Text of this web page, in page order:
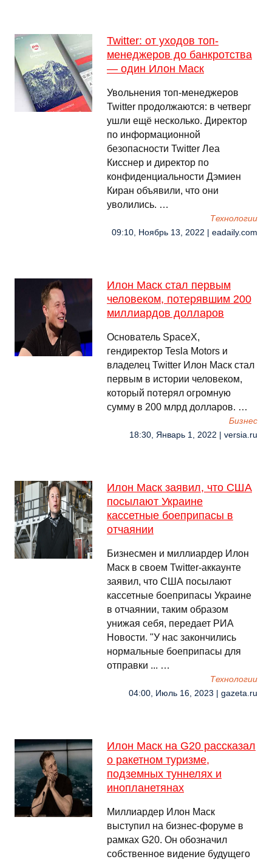
Twitter: от уходов топ-
менеджеров до банкротства
— один Илон Маск
Увольнения топ-менеджеров
Twitter продолжаются: в четверг
ушли ещё несколько. Директор
по информационной
безопасности Twitter Леа
Кисснер и директор по
конфиденциальности Дэмиен
Киран объявили, что они
уволились. …
Технологии
09:10, Ноябрь 13, 2022 | eadaily.com
Илон Маск стал первым
человеком, потерявшим 200
миллиардов долларов
Основатель SpaceX,
гендиректор Tesla Motors и
владелец Twitter Илон Маск стал
первым в истории человеком,
который потерял огромную
сумму в 200 млрд долларов. …
Бизнес
18:30, Январь 1, 2022 | versia.ru
Илон Маск заявил, что США
посылают Украине
кассетные боеприпасы в
отчаянии
Бизнесмен и миллиардер Илон
Маск в своем Twitter-аккаунте
заявил, что США посылают
кассетные боеприпасы Украине
в отчаянии, таким образом
унижая себя, передает РИА
Новости. "У нас закончились
нормальные боеприпасы для
отправки ... …
Технологии
04:00, Июль 16, 2023 | gazeta.ru
Илон Маск на G20 рассказал
о ракетном туризме,
подземных туннелях и
инопланетянах
Миллиардер Илон Маск
выступил на бизнес-форуме в
рамках G20. Он обозначил
собственное видение будущего